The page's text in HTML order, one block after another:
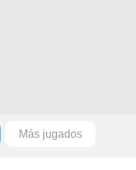
Más jugados